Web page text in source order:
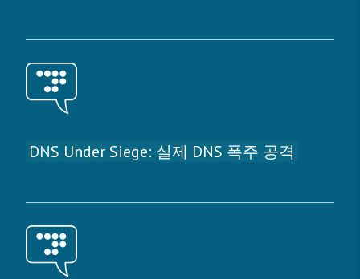
DNS Under Siege: 실제 DNS 폭주 공격